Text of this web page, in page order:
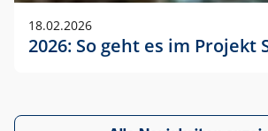
18.02.2026
2026: So geht es im Projekt